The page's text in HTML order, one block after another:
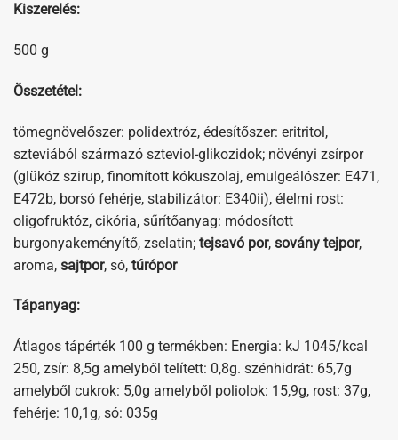
Kiszerelés:
500 g
Összetétel:
tömegnövelőszer: polidextróz, édesítőszer: eritritol,
szteviából származó szteviol-glikozidok; növényi zsírpor
(glükóz szirup, finomított kókuszolaj, emulgeálószer: E471,
E472b, borsó fehérje, stabilizátor: E340ii), élelmi rost:
oligofruktóz, cikória, sűrítőanyag: módosított
burgonyakeményítő, zselatin; tejsavó por, sovány tejpor,
aroma, sajtpor, só, túrópor
Tápanyag:
Átlagos tápérték 100 g termékben: Energia: kJ 1045/kcal
250, zsír: 8,5g amelyből telített: 0,8g. szénhidrát: 65,7g
amelyből cukrok: 5,0g amelyből poliolok: 15,9g, rost: 37g,
fehérje: 10,1g, só: 035g